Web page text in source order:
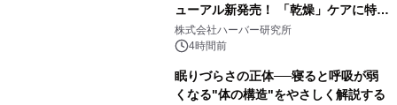
ューアル新発売！ 「乾燥」ケアに特化
し、ライン使いで潤いに満ちた肌へ
株式会社ハーバー研究所
4時間前
眠りづらさの正体──寝ると呼吸が弱
くなる"体の構造"をやさしく解説する